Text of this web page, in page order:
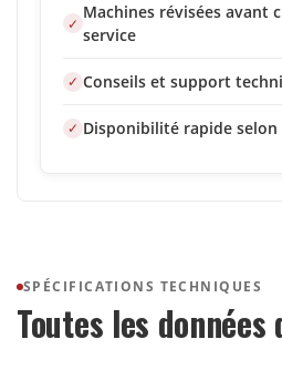
Machines révisées avant
service
Conseils et support
Disponibilité rapide selon
SPÉCIFICATIONS TECHNIQUES
Toutes les